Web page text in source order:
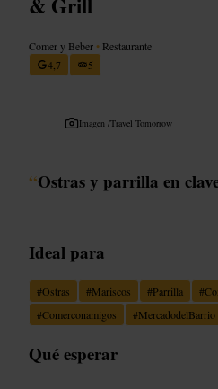
Comer y Beber • Restaurante
4,7
5
Imagen /Travel Tomorrow
“Ostras y parrilla en
Ideal para
#Ostras #Mariscos #Parrilla #
#Comerconamigos #MercadodelBarrio
Qué esperar